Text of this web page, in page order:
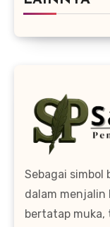
Sebagai
dalam menjalin
bertatap muka,